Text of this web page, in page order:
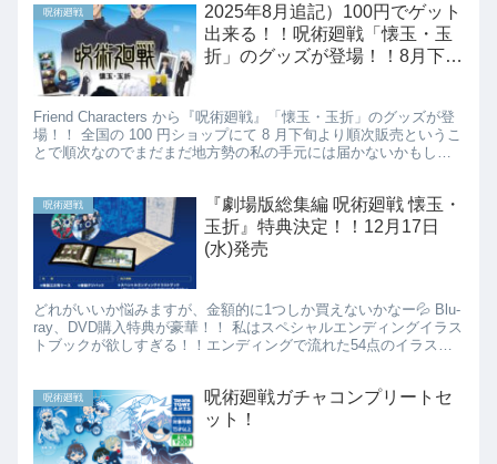
呪術廻戦
2025年8月追記）100円でゲット
出来る！！呪術廻戦「懐玉・玉
折」のグッズが登場！！8月下旬
Friend Characters から『呪術廻戦』「懐玉・玉折」のグッズが登
場！！ 全国の 100 円ショップにて 8 月下旬より順次販売というこ
とで順次なのでまだまだ地方勢の私の手元には届かないかもしれ
呪術廻戦
『劇場版総集編 呪術廻戦 懐玉・
玉折』特典決定！！12月17日
(水)発売
どれがいいか悩みますが、金額的に1つしか買えないかなー💦 Blu-
ray、DVD購入特典が豪華！！ 私はスペシャルエンディングイラス
トブックが欲しすぎる！！エンディングで流れた54点のイラスト
呪術廻戦
呪術廻戦ガチャコンプリートセ
ット！